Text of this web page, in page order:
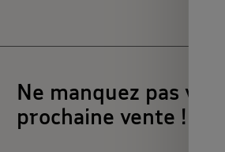
Ne manquez pas votre
prochaine vente !